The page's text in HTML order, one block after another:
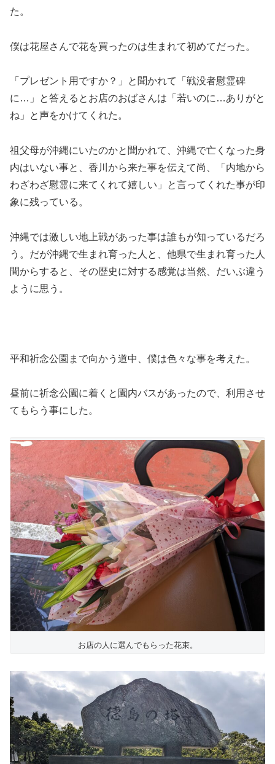
た。
僕は花屋さんで花を買ったのは生まれて初めてだった。
「プレゼント用ですか？」と聞かれて「戦没者慰霊碑
に…」と答えるとお店のおばさんは「若いのに…ありがと
ね」と声をかけてくれた。
祖父母が沖縄にいたのかと聞かれて、沖縄で亡くなった身
内はいない事と、香川から来た事を伝えて尚、「内地から
わざわざ慰霊に来てくれて嬉しい」と言ってくれた事が印
象に残っている。
沖縄では激しい地上戦があった事は誰もが知っているだろ
う。だが沖縄で生まれ育った人と、他県で生まれ育った人
間からすると、その歴史に対する感覚は当然、だいぶ違う
ように思う。
平和祈念公園まで向かう道中、僕は色々な事を考えた。
昼前に祈念公園に着くと園内バスがあったので、利用させ
てもらう事にした。
お店の人に選んでもらった花束。